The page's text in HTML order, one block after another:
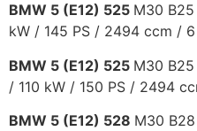
BMW 5 (E12) 525 M30
kW / 145 PS / 2494 ccm /
BMW 5 (E12) 525 M30
/ 110 kW / 150 PS / 2494
BMW 5 (E12) 528 M30